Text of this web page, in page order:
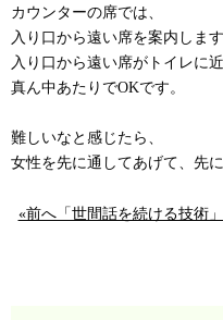
カウンターの席では、
入り口から遠い席を案内します
入り口から遠い席がトイレに
真ん中あたりでOKです。
難しいなと感じたら、
女性を先に通してあげて、先
«前へ「世間話を続ける技術」